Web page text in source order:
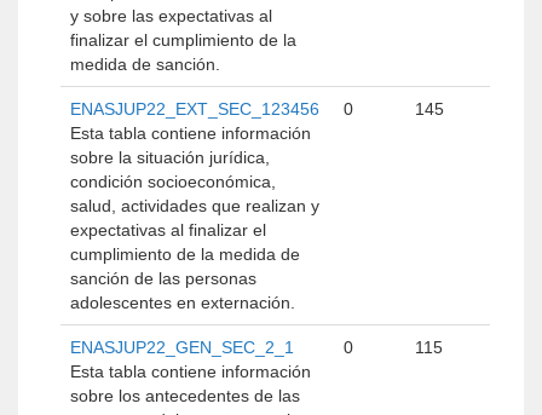
y sobre las expectativas al
finalizar el cumplimiento de la
medida de sanción.
ENASJUP22_EXT_SEC_123456
Esta tabla contiene información
sobre la situación jurídica,
condición socioeconómica,
salud, actividades que realizan y
expectativas al finalizar el
cumplimiento de la medida de
sanción de las personas
adolescentes en externación.
0 145
ENASJUP22_GEN_SEC_2_1
Esta tabla contiene información
sobre los antecedentes de las
0 115